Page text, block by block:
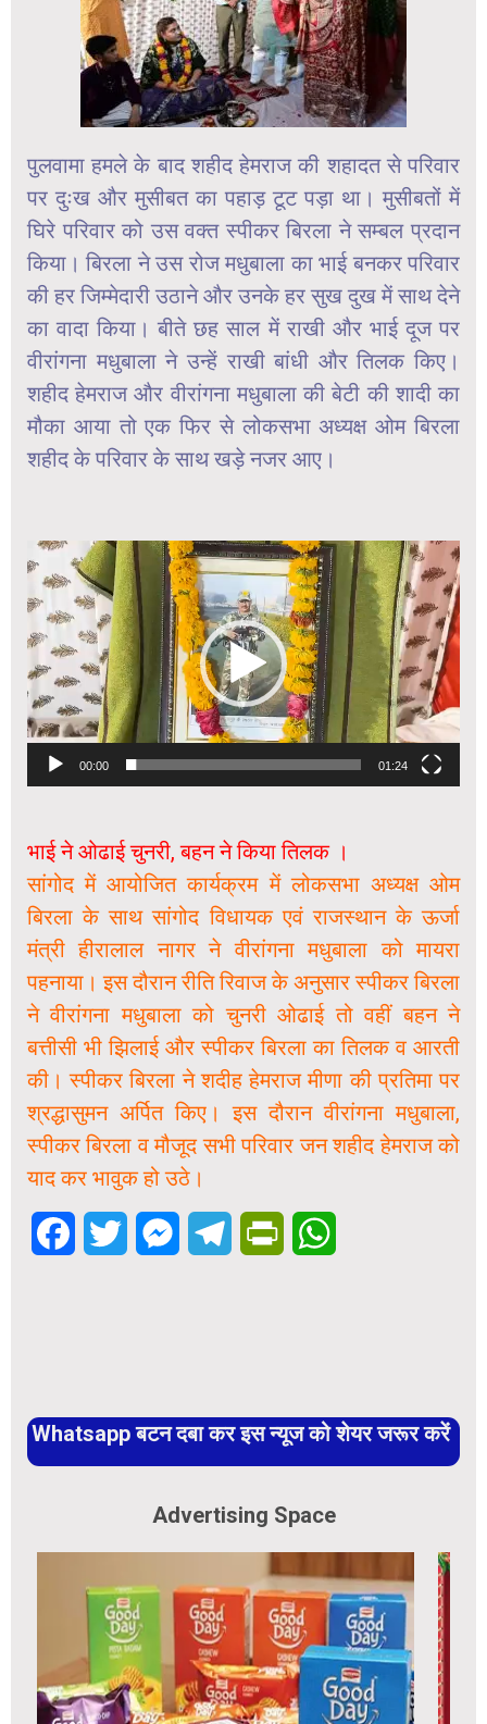
पुलवामा हमले के बाद शहीद हेमराज की शहादत से परिवार
पर दुःख और मुसीबत का पहाड़ टूट पड़ा था। मुसीबतों में
घिरे परिवार को उस वक्त स्पीकर बिरला ने सम्बल प्रदान
किया। बिरला ने उस रोज मधुबाला का भाई बनकर परिवार
की हर जिम्मेदारी उठाने और उनके हर सुख दुख में साथ देने
का वादा किया। बीते छह साल में राखी और भाई दूज पर
वीरांगना मधुबाला ने उन्हें राखी बांधी और तिलक किए।
शहीद हेमराज और वीरांगना मधुबाला की बेटी की शादी का
मौका आया तो एक फिर से लोकसभा अध्यक्ष ओम बिरला
शहीद के परिवार के साथ खड़े नजर आए।
Video
Player
00:00 01:24
भाई ने ओढाई चुनरी, बहन ने किया तिलक ।
सांगोद में आयोजित कार्यक्रम में लोकसभा अध्यक्ष ओम
बिरला के साथ सांगोद विधायक एवं राजस्थान के ऊर्जा
मंत्री हीरालाल नागर ने वीरांगना मधुबाला को मायरा
पहनाया। इस दौरान रीति रिवाज के अनुसार स्पीकर बिरला
ने वीरांगना मधुबाला को चुनरी ओढाई तो वहीं बहन ने
बत्तीसी भी झिलाई और स्पीकर बिरला का तिलक व आरती
की। स्पीकर बिरला ने शदीह हेमराज मीणा की प्रतिमा पर
श्रद्धासुमन अर्पित किए। इस दौरान वीरांगना मधुबाला,
स्पीकर बिरला व मौजूद सभी परिवार जन शहीद हेमराज को
याद कर भावुक हो उठे।
FacebookTwitter MessengerTelegramPrintFriendly
Whatsapp बटन दबा कर इस न्यूज को शेयर जरूर करें
Advertising Space